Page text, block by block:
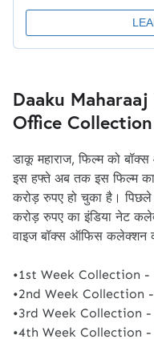
Daaku
Office Collection
डाकू महाराज, फिल्म को
इस हफ्ते अब तक इस फिल्म
करोड़ रुपए हो चुका है।
करोड़ रुपए का इंडिया नेट
वाइज बॉक्स ऑफिस कलेक्शन
•1st Week Collection -
•2nd Week Collection -
•3rd Week Collection -
•4th Week Collection -